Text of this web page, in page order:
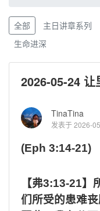
全部 主日讲章系列
生命进深
2026-05-24 让
TinaTina
发表于 2026-
(Eph 3:14-21)
【弗3:13-21】
们所受的患难丧